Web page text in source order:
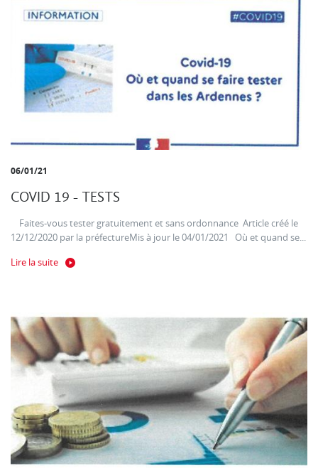
06/01/21
COVID 19 - TESTS
Faites-vous tester gratuitement et sans ordonnance Article créé le
12/12/2020 par la préfectureMis à jour le 04/01/2021 Où et quand se...
Lire la suite